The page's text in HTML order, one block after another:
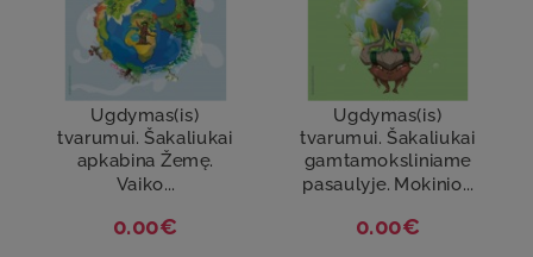
Ugdymas(is)
tvarumui. Šakaliukai
apkabina Žemę.
Vaiko...
0.00€
Ugdymas(is)
tvarumui. Šakaliukai
gamtamoksliniame
pasaulyje. Mokinio...
0.00€